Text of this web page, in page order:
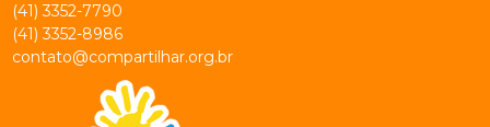
(41) 3352-7790
(41) 3352-8986
contato@compartilhar.org.br